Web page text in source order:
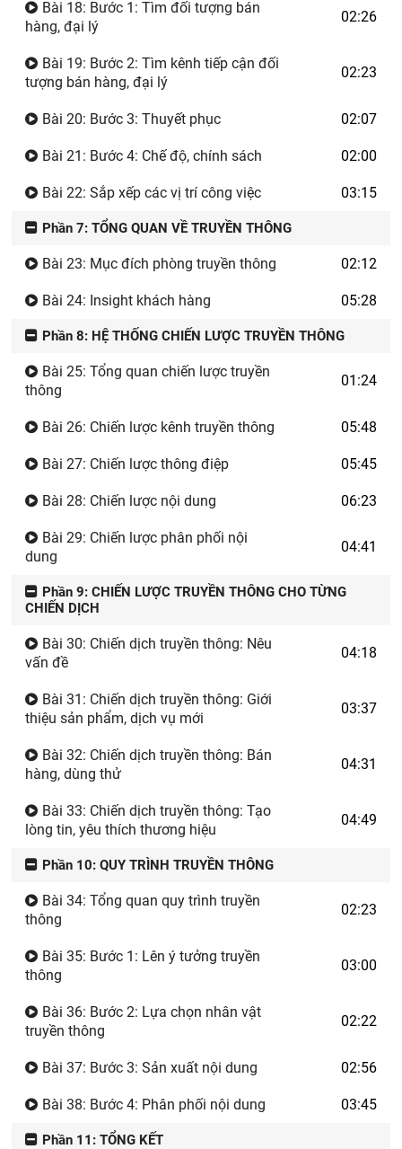
Bài 18: Bước 1: Tìm đối tượng bán
hàng, đại lý
02:26
Bài 19: Bước 2: Tìm kênh tiếp cận đối
tượng bán hàng, đại lý
02:23
Bài 20: Bước 3: Thuyết phục 02:07
Bài 21: Bước 4: Chế độ, chính sách 02:00
Bài 22: Sắp xếp các vị trí công việc 03:15
Phần 7: TỔNG QUAN VỀ TRUYỀN THÔNG
Bài 23: Mục đích phòng truyền thông 02:12
Bài 24: Insight khách hàng 05:28
Phần 8: HỆ THỐNG CHIẾN LƯỢC TRUYỀN THÔNG
Bài 25: Tổng quan chiến lược truyền
thông
01:24
Bài 26: Chiến lược kênh truyền thông 05:48
Bài 27: Chiến lược thông điệp 05:45
Bài 28: Chiến lược nội dung 06:23
Bài 29: Chiến lược phân phối nội
dung
04:41
Phần 9: CHIẾN LƯỢC TRUYỀN THÔNG CHO TỪNG
CHIẾN DỊCH
Bài 30: Chiến dịch truyền thông: Nêu
vấn đề
04:18
Bài 31: Chiến dịch truyền thông: Giới
thiệu sản phẩm, dịch vụ mới
03:37
Bài 32: Chiến dịch truyền thông: Bán
hàng, dùng thử
04:31
Bài 33: Chiến dịch truyền thông: Tạo
lòng tin, yêu thích thương hiệu
04:49
Phần 10: QUY TRÌNH TRUYỀN THÔNG
Bài 34: Tổng quan quy trình truyền
thông
02:23
Bài 35: Bước 1: Lên ý tưởng truyền
thông
03:00
Bài 36: Bước 2: Lựa chọn nhân vật
truyền thông
02:22
Bài 37: Bước 3: Sản xuất nội dung 02:56
Bài 38: Bước 4: Phân phối nội dung 03:45
Phần 11: TỔNG KẾT